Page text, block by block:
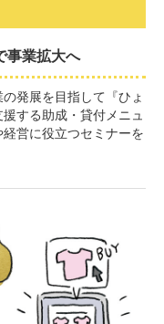
事業拡大へ
発展を目指して『ひょ
する助成・貸付メニュ
営に役立つセミナーを